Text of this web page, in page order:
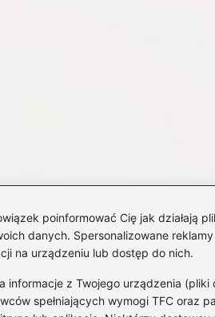
poinformować Cię jak działają
danych. Spersonalizowane
na urządzeniu lub dostęp do nich.
informacje z Twojego urządzenia
spełniających wymogi TFC oraz